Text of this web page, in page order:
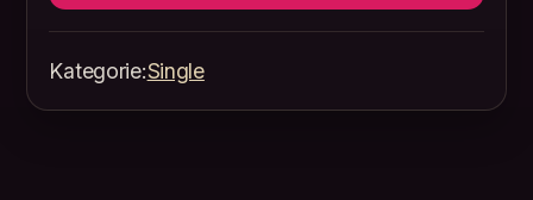
Kategorie:Single